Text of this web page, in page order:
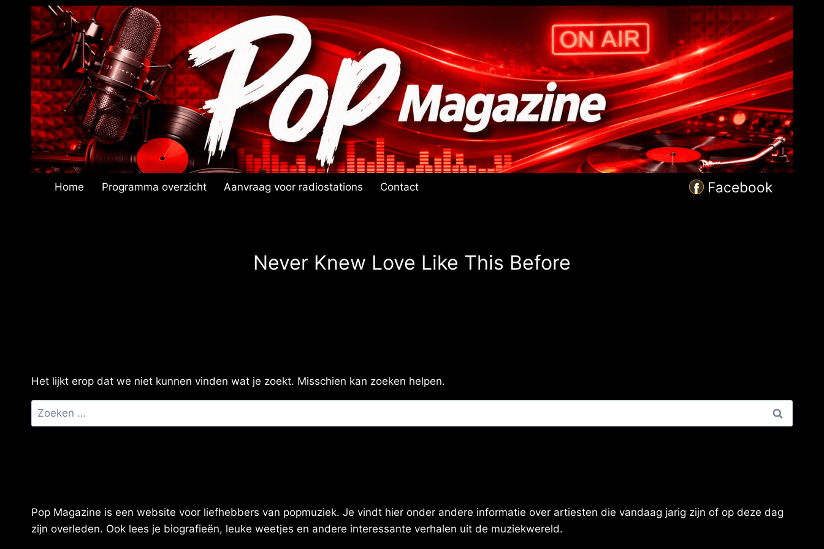
Doorgaan
inhoud
Home Programma overzicht Aanvraag voor radiostations Contact Facebook
Never Knew Love Like This Before
Het lijkt erop dat we niet kunnen vinden wat je zoekt. Misschien kan zoeken helpen.
Zoeken
naar:
Pop Magazine is een website voor liefhebbers van popmuziek. Je vindt hier onder andere informatie over artiesten die vandaag jarig zijn of op deze dag
zijn overleden. Ook lees je biografieën, leuke weetjes en andere interessante verhalen uit de muziekwereld.